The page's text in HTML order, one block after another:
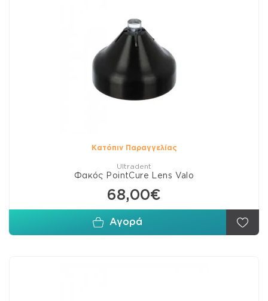
Κατόπιν Παραγγελίας
Ultradent
Φακός PointCure Lens Valo
68,00€
Αγορά